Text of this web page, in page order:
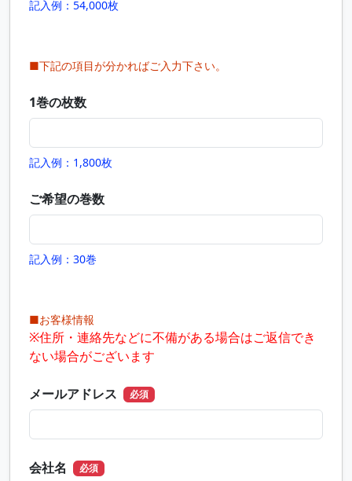
記入例：54,000枚
■下記の項目が分かればご入力下さい。
1巻の枚数
記入例：1,800枚
ご希望の巻数
記入例：30巻
■お客様情報
※住所・連絡先などに不備がある場合はご返信でき
ない場合がございます
メールアドレス 必須
会社名 必須